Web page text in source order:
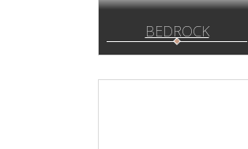
BEDROCK